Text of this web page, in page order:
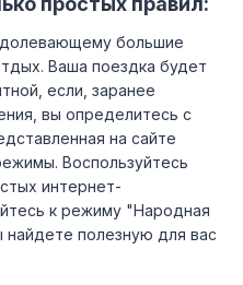
большие
Ваша поездка будет
если, заранее
вы определитесь с
на сайте
Воспользуйтесь
интернет-
к режиму "Народная
полезную для вас